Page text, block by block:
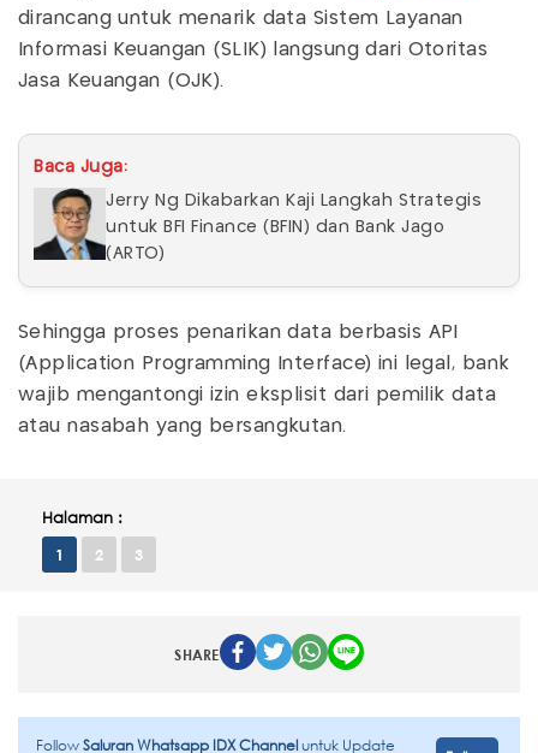
dirancang untuk menarik data Sistem Layanan
Informasi Keuangan (SLIK) langsung dari Otoritas
Jasa Keuangan (OJK).
Baca Juga:
Jerry Ng Dikabarkan Kaji Langkah Strategis
untuk BFI Finance (BFIN) dan Bank Jago
(ARTO)
Sehingga proses penarikan data berbasis API
(Application Programming Interface) ini legal, bank
wajib mengantongi izin eksplisit dari pemilik data
atau nasabah yang bersangkutan.
Halaman :
1 2 3
SHARE
FollowSaluran Whatsapp IDX Channeluntuk Update